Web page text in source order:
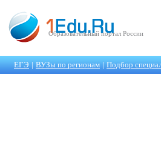
Образовательный портал России
ЕГЭ | ВУЗы по регионам | Подбор